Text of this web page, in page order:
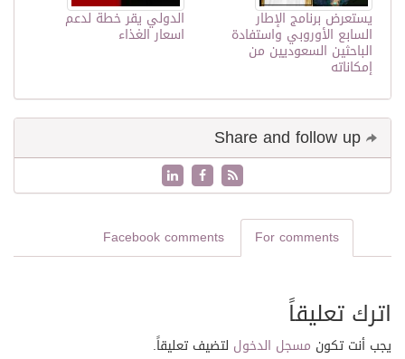
الدولي يقر خطة لدعم
اسعار الغذاء
يستعرض برنامج الإطار
السابع الأوروبي واستفادة
الباحثين السعوديين من
إمكاناته
For comments
Facebook comments
اترك تعليقاً
يجب أنت تكون مسجل الدخول لتضيف تعليقاً.